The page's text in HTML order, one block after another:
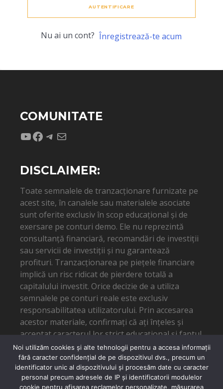
AUTENTIFICARE
Nu ai un cont? Înregistrează-te acum
COMUNITATE
YouTube
Facebook
Telegram
Mail
DISCLAIMER:
Toate semnalele de tranzacționare furnizate pe
acest site, în canalele sau materialele asociate
sunt oferite exclusiv în scop educațional și de
exersare pe conturi demo. Ele nu reprezintă
consultanță financiară, recomandări de investiții
sau servicii de investiții și nu garantează
profituri. Tranzacționarea pe piețele financiare
implică un risc ridicat de pierdere totală a
capitalului investit. Orice decizie de a utiliza
semnalele pe conturi reale este exclusiv
responsabilitatea utilizatorului. Prin accesarea
acestor materiale, confirmați că ați înțeles și
acceptat caracterul lor strict educațional și faptul
că autorul nu poate fi tras la răspundere pentru
eventuale pierderi financiare.
Noi utilizăm cookies și alte tehnologii pentru a accesa informații
fără caracter confidențial de pe dispozitivul dvs., precum un
identificator unic al dispozitivului și procesăm date cu caracter
personal precum adresele de IP și identificatorii modulelor
cookie pentru afișarea reclamelor personalizate, măsurarea